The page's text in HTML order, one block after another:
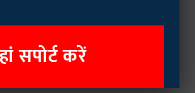
सपोर्ट करें